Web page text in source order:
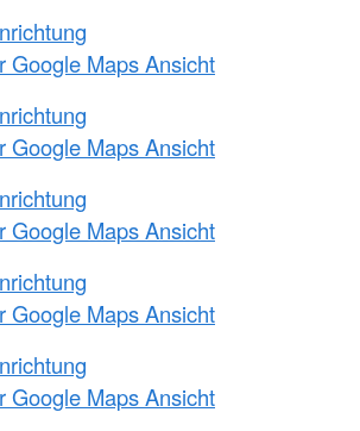
Google Maps Ansicht
Google Maps Ansicht
Google Maps Ansicht
Google Maps Ansicht
Google Maps Ansicht